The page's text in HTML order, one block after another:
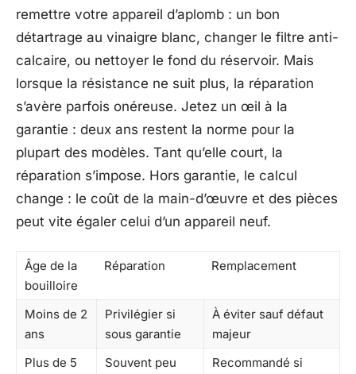
remettre votre appareil d’aplomb : un bon
détartrage au vinaigre blanc, changer le filtre anti-
calcaire, ou nettoyer le fond du réservoir. Mais
lorsque la résistance ne suit plus, la réparation
s’avère parfois onéreuse. Jetez un œil à la
garantie : deux ans restent la norme pour la
plupart des modèles. Tant qu’elle court, la
réparation s’impose. Hors garantie, le calcul
change : le coût de la main-d’œuvre et des pièces
peut vite égaler celui d’un appareil neuf.
Âge de la
bouilloire
Réparation Remplacement
Moins de 2
ans
Privilégier si
sous garantie
À éviter sauf défaut
majeur
Plus de 5
Souvent peu
Recommandé si